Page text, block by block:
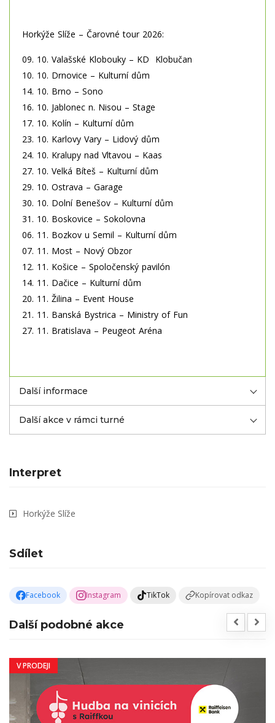
Horkýže Slíže – Čarovné tour 2026:
09. 10. Valašské Klobouky – KD Klobučan
10. 10. Drnovice – Kulturní dům
14. 10. Brno – Sono
16. 10. Jablonec n. Nisou – Stage
17. 10. Kolín – Kulturní dům
23. 10. Karlovy Vary – Lidový dům
24. 10. Kralupy nad Vltavou – Kaas
27. 10. Velká Bíteš – Kulturní dům
29. 10. Ostrava – Garage
30. 10. Dolní Benešov – Kulturní dům
31. 10. Boskovice – Sokolovna
06. 11. Bozkov u Semil – Kulturní dům
07. 11. Most – Nový Obzor
12. 11. Košice – Spoločenský pavilón
14. 11. Dačice – Kulturní dům
20. 11. Žilina – Event House
21. 11. Banská Bystrica – Ministry of Fun
27. 11. Bratislava – Peugeot Aréna
Další informace
Další akce v rámci turné
Interpret
Horkýže Slíže
Sdílet
Facebook Instagram TikTok Kopírovat odkaz
Další podobné akce
V PRODEJI